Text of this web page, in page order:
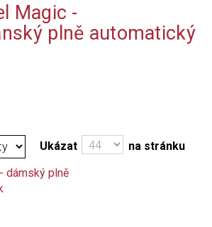
Magic -
plně automatický
Ukázat na stránku